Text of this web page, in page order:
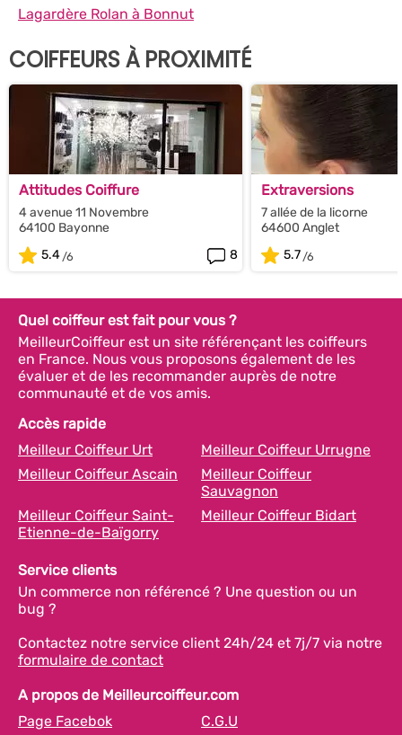
Lagardère Rolan à Bonnut
COIFFEURS À PROXIMITÉ
Attitudes Coiffure
4 avenue 11 Novembre
64100 Bayonne
5.4
8
Extraversions
7 allée de la licorne
64600 Anglet
5.7
Quel coiffeur est fait pour vous ?
MeilleurCoiffeur est un site référençant les coiffeurs
en France. Nous vous proposons également de les
évaluer et de les recommander auprès de notre
communauté et de vos amis.
Accès rapide
Meilleur Coiffeur Urt
Meilleur Coiffeur Urrugne
Meilleur Coiffeur Ascain
Meilleur Coiffeur
Sauvagnon
Meilleur Coiffeur Saint-
Etienne-de-Baïgorry
Meilleur Coiffeur Bidart
Service clients
Un commerce non référencé ? Une question ou un
bug ?
Contactez notre service client 24h/24 et 7j/7 via notre
formulaire de contact
A propos de Meilleurcoiffeur.com
Page Facebok
C.G.U